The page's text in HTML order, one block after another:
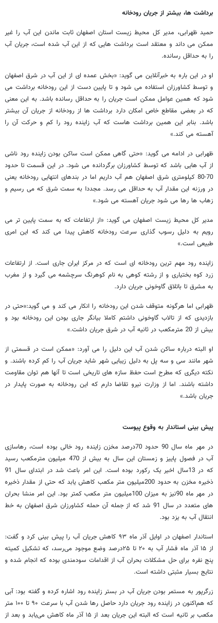
برداشت ها، بیشتر از جریان رودخانه
حمید ظهرابی، مدیر کل محیط زیست استان اصفهان ثابت ماندن این آب را غیر
ممکن می داند و معتقد است برداشت هایی که از این آب شده است، جریان آب
را به حداقل رسانده.
او در این باره به خبرآنلاین می گوید: «بخش عمده ای از این آب در شرق اصفهان
و توسط کشاورزان استفاده می شود و تا پایین دست از این رودخانه برداشت می
شود که همین عوامل ممکن است جریان را به حداقل رسانده باشد. به این معنی
که در بعضی مقاطع خاص امکان دارد برداشت ها از رودخانه از جریان آن بیشتر
باشد. بنابر این همین برداشت هاست که آب زاینده رود را کم و حرکت آن را
آهسته می کند.»
ظهرابی در ادامه می گوید: «حتی گاهی ممکن است ساکن بودن زاینده رود ناشی
از آب هایی باشد که توسط کشاورزان برگردانده می شود. در این قسمت تا حدود
70-80 کیلومتری شرق اصفهان هم آب داریم اما در بندهای انتهایی رودخانه یعنی
در ورزنه این مقدار آب به حداقل می رسد. مجددا به سمت شرق که می رسیم و
زهاب ها رها می شود جریان آهسته می شود.»
مدیر کل محیط زیست اصفهان می گوید: «از ارتفاعات که به سمت پایین تر می
رویم به دلیل رسوب گذاری سرعت رودخانه کاهش پیدا می کند که این امری
طبیعی است.»
زاینده رود مهم ترین رودخانه ای است که در مرکز ایران جاری است. از ارتفاعات
زرد کوه بختیاری و از رشته کوهی به نام کوهرنگ سرچشمه می گیرد و از مغرب
به مشرق تا باتلاق گاوخونی جریان دارد.
ظهرابی اما هرگونه متوقف شدن این رودخانه را انکار می کند و می گوید:«حتی در
بازدیدی که از تالاب گاوخونی داشتم کاملا بیانگر جاری بودن این رودخانه بود و
بیش از 20 مترمکعب در ثانیه آب در شرق جریان داشت.»
او البته درباره ساکن شدن آب این دلیل را می آورد: «ممکن است در قسمتی از
شهر مانند سی و سه پل به دلیل زیبایی شهر شاید جریان آب را کم کرده باشند. و
نکته دیگری که مطرح است حفظ سازه های تاریخی است تا آنها هم توان مقاومت
داشته باشند. اما از وزارت نیرو تقاضا دارم که این رودخانه به صورت پایدار در
جریان باشد.»
پیش بینی استاندار به وقوع پیوست
در مهر ماه سال 90 حدود 70درصد مخزن زاینده رود خالی بوده است، رهاسازی
آب در فصول پاییز و زمستان این سال به بیش از 470 میلیون مترمکعب رسید
که در 13سال اخیر یک رکورد بوده است. این امر باعث شد در ابتدای سال 91
ذخیره مخزن به حدود 200میلیون متر مکعب کاهش یابد که حتی از مقدار ذخیره
در مهر ماه 90نیز به میزان 100میلیون متر مکعب کمتر بود. این امر منشا بحران
های متعدد در سال 91 شد که از جمله آن حمله کشاورزان شرق اصفهان به خط
انتقال آب به یزد بود.
استاندار اصفهان در اوایل آذر ماه ۹۳ کاهش جریان آب را پیش بینی کرد و گفت:
از ۱۵ آذر ماه فشار آب به ۲۰ تا ۲۵درصد وضع موجود می‌رسد، که تشکیل كميته
پنج نفره برای حل مشكلات بحران آب از اقدامات سودمندی بوده كه انجام شده و
نتايج بسيار مثبتی داشته است.
زرگرپور به مستمر بودن جريان آب در بستر زاينده رود اشاره كرده و گفته بود: آبی
كه هم‌اكنون در زاينده رود جريان دارد حاصل رها شدن آب با سرعت ۹۰ تا ۱۰۰ متر
مكعب بر ثانيه است كه البته اين جريان بعد از ۱۵ آذر ماه كاهش می‌يابد و بعد از